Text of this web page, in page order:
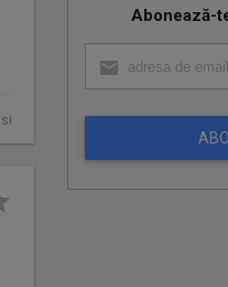
Abonează-